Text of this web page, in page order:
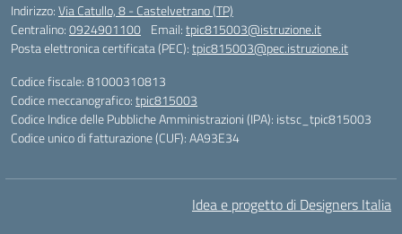
Indirizzo:Via Catullo, 8 - Castelvetrano (TP)
Centralino:0924901100 Email:tpic815003@istruzione.it
Posta elettronica certificata (PEC):tpic815003@pec.istruzione.it
Codice fiscale: 81000310813
Codice meccanografico:tpic815003
Codice Indice delle Pubbliche Amministrazioni (IPA): istsc_tpic815003
Codice unico di fatturazione (CUF): AA93E34
Idea e progetto di Designers Italia